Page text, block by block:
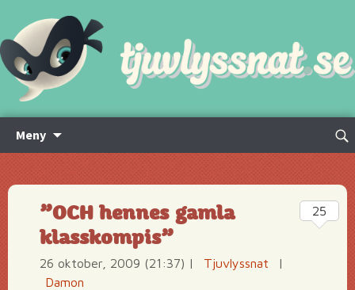
Meny
innehåll
Sök
”OCH hennes gamla
klasskompis”
26 oktober, 2009 (21:37) | Tjuvlyssnat
|
Damon
25